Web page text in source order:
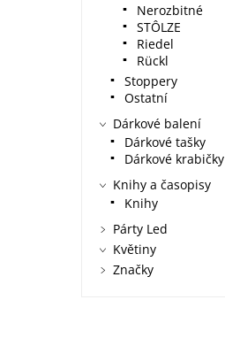
Nerozbitné
STÔLZE
Riedel
Rückl
Stoppery
Ostatní
Dárkové balení
Dárkové tašky
Dárkové krabičky
Knihy a časopisy
Knihy
Párty Led
Květiny
Značky